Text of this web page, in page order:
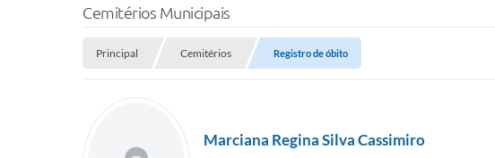
Cemitérios Municipais
Principal Cemitérios Registro de óbito
Marciana Regina Silva Cassimiro